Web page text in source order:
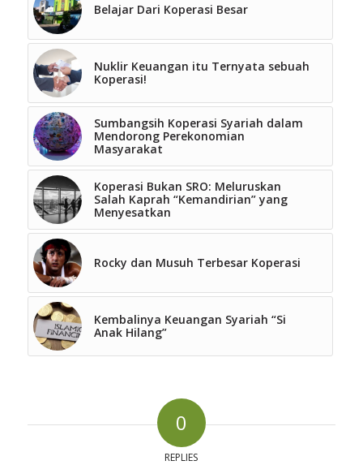
Belajar Dari Koperasi Besar
Nuklir Keuangan itu Ternyata sebuah
Koperasi!
Sumbangsih Koperasi Syariah dalam
Mendorong Perekonomian
Masyarakat
Koperasi Bukan SRO: Meluruskan
Salah Kaprah “Kemandirian” yang
Menyesatkan
Rocky dan Musuh Terbesar Koperasi
Kembalinya Keuangan Syariah “Si
Anak Hilang”
0
REPLIES